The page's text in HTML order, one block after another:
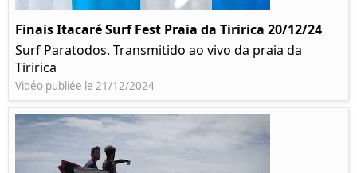
Finais Itacaré Surf Fest Praia da Tiririca 20/12/24
Surf Paratodos. Transmitido ao vivo da praia da
Tiririca
Vidéo publiée le 21/12/2024